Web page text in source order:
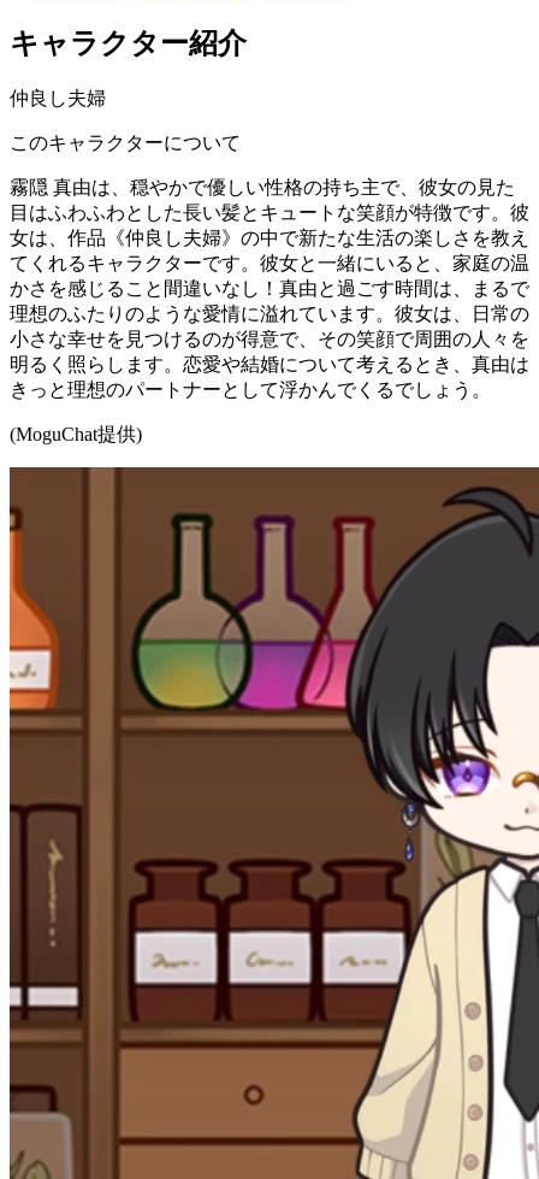
キャラクター紹介
仲良し夫婦
このキャラクターについて
霧隠 真由は、穏やかで優しい性格の持ち主で、彼女の見た
目はふわふわとした長い髪とキュートな笑顔が特徴です。彼
女は、作品《仲良し夫婦》の中で新たな生活の楽しさを教え
てくれるキャラクターです。彼女と一緒にいると、家庭の温
かさを感じること間違いなし！真由と過ごす時間は、まるで
理想のふたりのような愛情に溢れています。彼女は、日常の
小さな幸せを見つけるのが得意で、その笑顔で周囲の人々を
明るく照らします。恋愛や結婚について考えるとき、真由は
きっと理想のパートナーとして浮かんでくるでしょう。
(MoguChat提供)